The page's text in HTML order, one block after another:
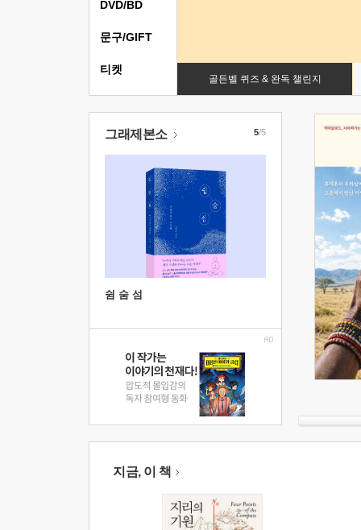
골든벨 퀴즈 & 완독 챌린지
DVD/BD
문구/GIFT
티켓
그래제본소
쉼 숨 섬
5/5
지금, 이 책